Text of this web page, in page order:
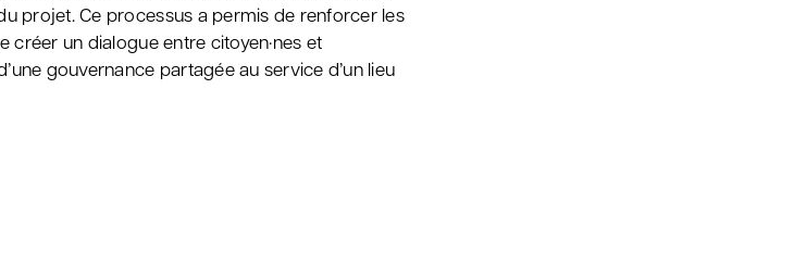
projet. Ce processus a permis de renforcer les
créer un dialogue entre citoyen·nes et
gouvernance partagée au service d’un lieu